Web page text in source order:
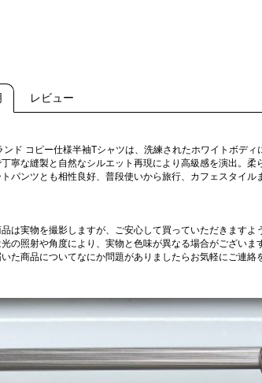
レビュー
ンド コピー仕様半袖Tシャツは、洗練されたホワイトボデ
寧な縫製と自然なシルエット再現により高級感を演出。
パンツとも相性良好、普段使いから旅行、カフェスタイ
は実物を撮影しますが、ご安心して買っていただきますよ
の照射や角度により、実物と色味が異なる場合がございま
た商品についてなにか問題がありましたらお気軽にご連絡